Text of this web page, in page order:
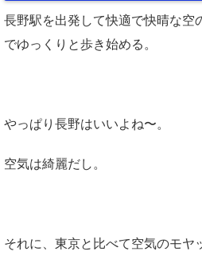
長野駅を出発して快適で快晴な空
でゆっくりと歩き始める。
やっぱり長野はいいよね〜。
空気は綺麗だし。
それに、東京と比べて空気のモヤ